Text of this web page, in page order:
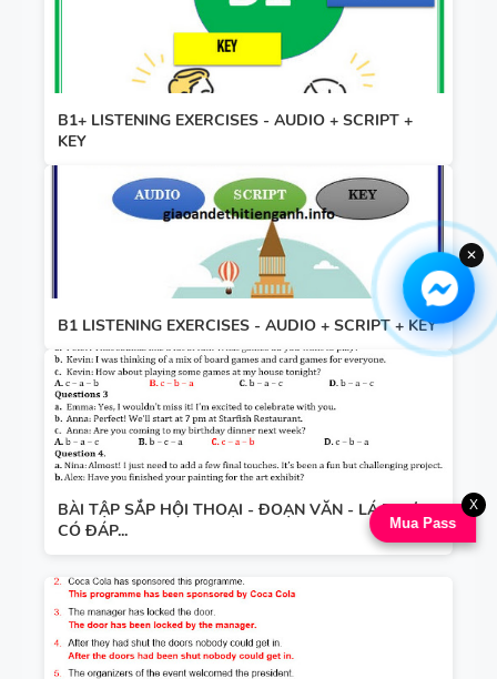
B1+ LISTENING EXERCISES - AUDIO + SCRIPT +
KEY
B1 LISTENING EXERCISES - AUDIO + SCRIPT + KEY
BÀI TẬP SẮP HỘI THOẠI - ĐOẠN VĂN - LÁ THƯ -
CÓ ĐÁP...
Mua Pass
X
✕